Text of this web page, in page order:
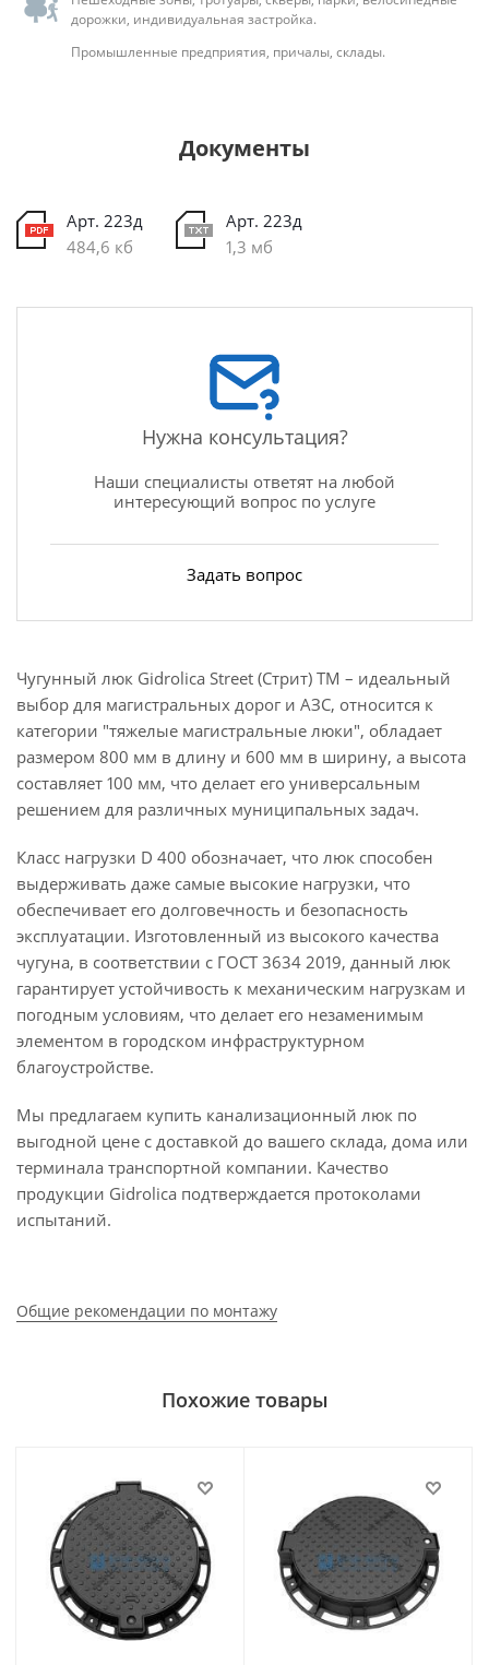
дорожки, индивидуальная застройка.
Промышленные предприятия, причалы, склады.
Документы
Арт. 223д
484,6 кб
Арт. 223д
1,3 мб
Нужна консультация?
Наши специалисты ответят на любой
интересующий вопрос по услуге
Задать вопрос
Чугунный люк Gidrolica Street (Стрит) ТM – идеальный
выбор для магистральных дорог и АЗС, относится к
категории "тяжелые магистральные люки", обладает
размером 800 мм в длину и 600 мм в ширину, а высота
составляет 100 мм, что делает его универсальным
решением для различных муниципальных задач.
Класс нагрузки D 400 обозначает, что люк способен
выдерживать даже самые высокие нагрузки, что
обеспечивает его долговечность и безопасность
эксплуатации. Изготовленный из высокого качества
чугуна, в соответствии с ГОСТ 3634 2019, данный люк
гарантирует устойчивость к механическим нагрузкам и
погодным условиям, что делает его незаменимым
элементом в городском инфраструктурном
благоустройстве.
Мы предлагаем купить канализационный люк по
выгодной цене с доставкой до вашего склада, дома или
терминала транспортной компании. Качество
продукции Gidrolica подтверждается протоколами
испытаний.
Общие рекомендации по монтажу
Похожие товары